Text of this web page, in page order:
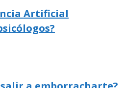
Artificial